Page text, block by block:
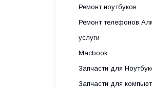
Ремонт ноутбуков
Ремонт телефонов
услуги
Macbook
Запчасти для
Запчасти для